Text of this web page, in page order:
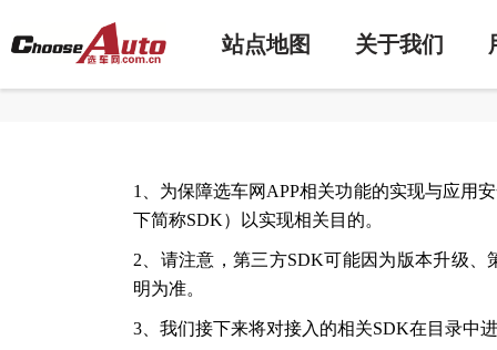
站点地图 关于我们
1、为保障选车网APP相关功能的实现与应用
下简称SDK）以实现相关目的。
2、请注意，第三方SDK可能因为版本升级
明为准。
3、我们接下来将对接入的相关SDK在目录中